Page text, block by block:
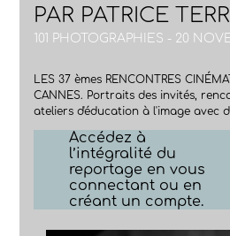
PAR PATRICE
101 PHOTOGRAPHIES - 20
LES 37 èmes RENCONTRES
CANNES. Portraits des invités,
ateliers d'éducation à l'image avec
Accédez à
l’intégralité du
reportage en vous
connectant ou en
créant un compte.